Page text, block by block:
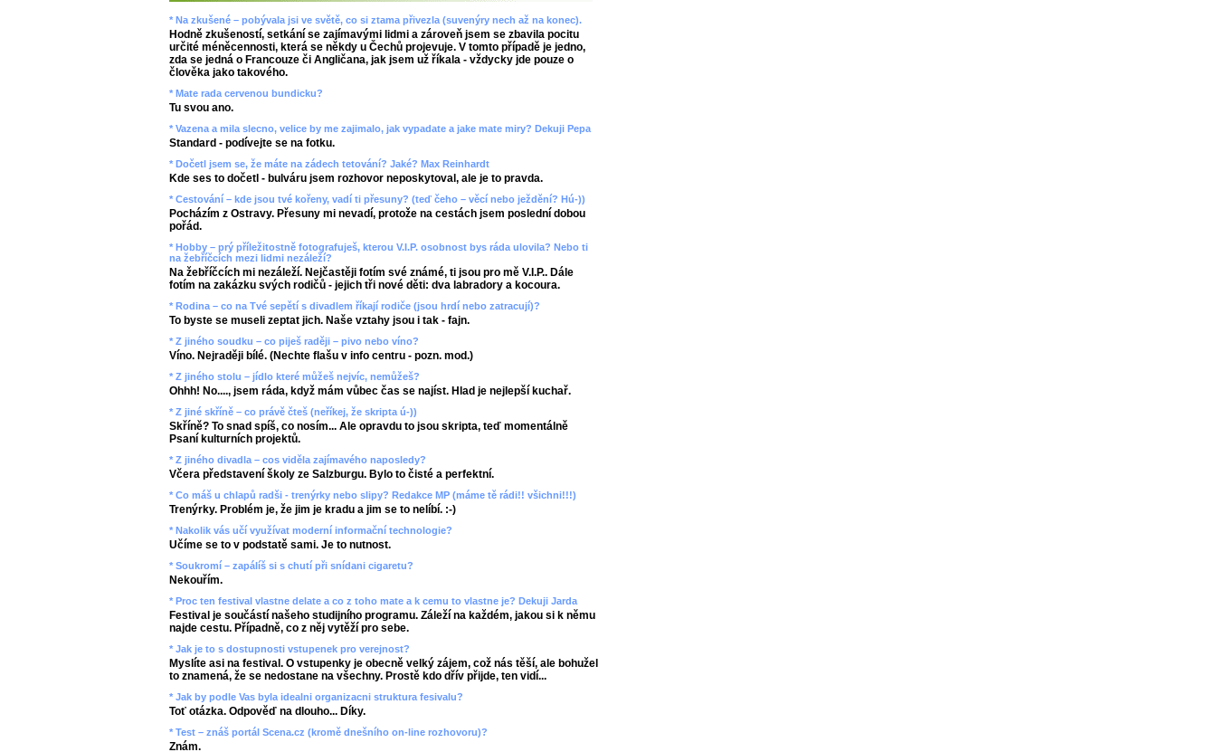
* Na zkušené – pobývala jsi ve světě, co si ztama přivezla (suvenýry nech až na konec).
Hodně zkušeností, setkání se zajímavými lidmi a zároveň jsem se zbavila pocitu
určité méněcennosti, která se někdy u Čechů projevuje. V tomto případě je jedno,
zda se jedná o Francouze či Angličana, jak jsem už říkala - vždycky jde pouze o
člověka jako takového.
* Mate rada cervenou bundicku?
Tu svou ano.
* Vazena a mila slecno, velice by me zajimalo, jak vypadate a jake mate miry? Dekuji Pepa
Standard - podívejte se na fotku.
* Dočetl jsem se, že máte na zádech tetování? Jaké? Max Reinhardt
Kde ses to dočetl - bulváru jsem rozhovor neposkytoval, ale je to pravda.
* Cestování – kde jsou tvé kořeny, vadí ti přesuny? (teď čeho – věcí nebo ježdění? Hú-))
Pocházím z Ostravy. Přesuny mi nevadí, protože na cestách jsem poslední dobou
pořád.
* Hobby – prý příležitostně fotografuješ, kterou V.I.P. osobnost bys ráda ulovila? Nebo ti
na žebříčcích mezi lidmi nezáleží?
Na žebříčcích mi nezáleží. Nejčastěji fotím své známé, ti jsou pro mě V.I.P.. Dále
fotím na zakázku svých rodičů - jejich tři nové děti: dva labradory a kocoura.
* Rodina – co na Tvé sepětí s divadlem říkají rodiče (jsou hrdí nebo zatracují)?
To byste se museli zeptat jich. Naše vztahy jsou i tak - fajn.
* Z jiného soudku – co piješ raději – pivo nebo víno?
Víno. Nejraději bílé. (Nechte flašu v info centru - pozn. mod.)
* Z jiného stolu – jídlo které můžeš nejvíc, nemůžeš?
Ohhh! No...., jsem ráda, když mám vůbec čas se najíst. Hlad je nejlepší kuchař.
* Z jiné skříně – co právě čteš (neříkej, že skripta ú-))
Skříně? To snad spíš, co nosím... Ale opravdu to jsou skripta, teď momentálně
Psaní kulturních projektů.
* Z jiného divadla – cos viděla zajímavého naposledy?
Včera představení školy ze Salzburgu. Bylo to čisté a perfektní.
* Co máš u chlapů radši - trenýrky nebo slipy? Redakce MP (máme tě rádi!! všichni!!!)
Trenýrky. Problém je, že jim je kradu a jim se to nelíbí. :-)
* Nakolik vás učí využívat moderní informační technologie?
Učíme se to v podstatě sami. Je to nutnost.
* Soukromí – zapálíš si s chutí při snídani cigaretu?
Nekouřím.
* Proc ten festival vlastne delate a co z toho mate a k cemu to vlastne je? Dekuji Jarda
Festival je součástí našeho studijního programu. Záleží na každém, jakou si k němu
najde cestu. Případně, co z něj vytěží pro sebe.
* Jak je to s dostupnosti vstupenek pro verejnost?
Myslíte asi na festival. O vstupenky je obecně velký zájem, což nás těší, ale bohužel
to znamená, že se nedostane na všechny. Prostě kdo dřív přijde, ten vidí...
* Jak by podle Vas byla idealni organizacni struktura fesivalu?
Toť otázka. Odpověď na dlouho... Díky.
* Test – znáš portál Scena.cz (kromě dnešního on-line rozhovoru)?
Znám.